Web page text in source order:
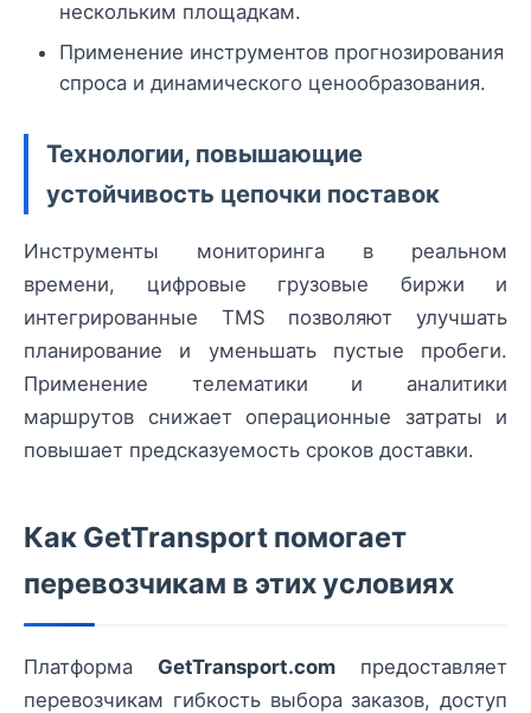
нескольким площадкам.
Применение инструментов прогнозирования
спроса и динамического ценообразования.
Технологии, повышающие
устойчивость цепочки поставок
Инструменты мониторинга в реальном
времени, цифровые грузовые биржи и
интегрированные TMS позволяют улучшать
планирование и уменьшать пустые пробеги.
Применение телематики и аналитики
маршрутов снижает операционные затраты и
повышает предсказуемость сроков доставки.
Как GetTransport помогает
перевозчикам в этих условиях
Платформа GetTransport.com предоставляет
перевозчикам гибкость выбора заказов, доступ